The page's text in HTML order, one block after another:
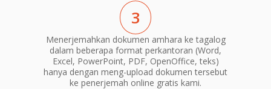
3
Menerjemahkan dokumen amhara ke tagalog
dalam beberapa format perkantoran (Word,
Excel, PowerPoint, PDF, OpenOffice, teks)
hanya dengan meng-upload dokumen tersebut
ke penerjemah online gratis kami.